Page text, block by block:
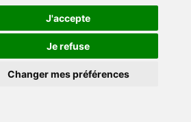
J'accepte
Je refuse
Changer mes préférences